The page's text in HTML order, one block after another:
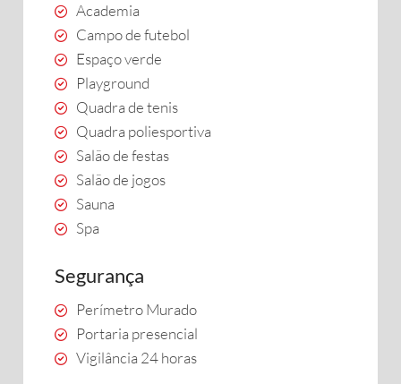
Academia
Campo de futebol
Espaço verde
Playground
Quadra de tenis
Quadra poliesportiva
Salão de festas
Salão de jogos
Sauna
Spa
Segurança
Perímetro Murado
Portaria presencial
Vigilância 24 horas